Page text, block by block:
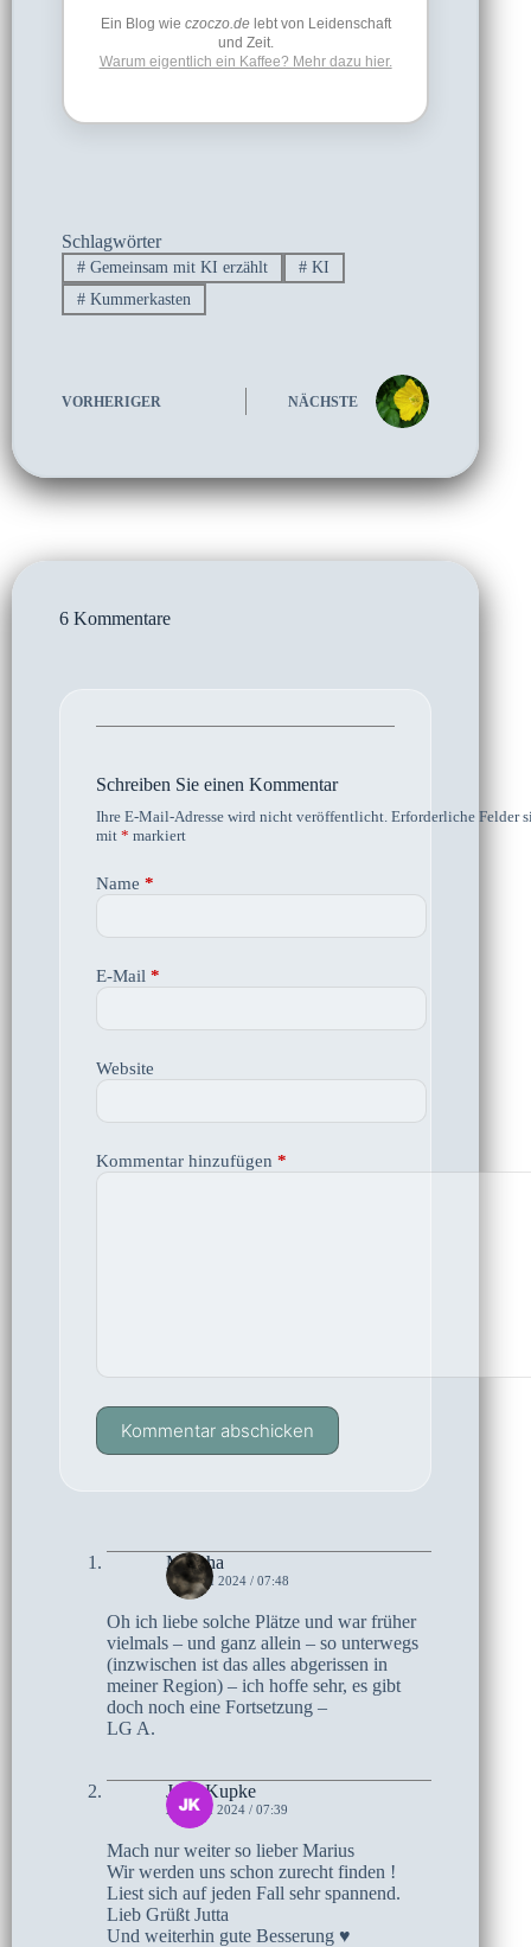
Ein Blog wie czoczo.delebt von Leidenschaft
und Zeit.
Warum eigentlich ein Kaffee? Mehr dazu hier.
Schlagwörter
#Gemeinsam mit KI erzählt #KI
#Kummerkasten
VORHERIGER NÄCHSTE
6 Kommentare
Schreiben Sie einen Kommentar
Ihre E-Mail-Adresse wird nicht veröffentlicht. Erforderliche Felder
mit * markiert
Name *
E-Mail *
Website
Kommentar hinzufügen *
Kommentar abschicken
Mascha
14. JULI 2024 / 07:48
Oh ich liebe solche Plätze und war früher
vielmals – und ganz allein – so unterwegs
(inzwischen ist das alles abgerissen in
meiner Region) – ich hoffe sehr, es gibt
doch noch eine Fortsetzung –
LG A.
Jutta Kupke
23. MAI 2024 / 07:39
Mach nur weiter so lieber Marius
Wir werden uns schon zurecht finden !
Liest sich auf jeden Fall sehr spannend.
Lieb Grüßt Jutta
Und weiterhin gute Besserung ♥